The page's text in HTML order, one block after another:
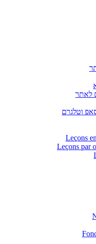
לאתר
וטלגרם
Leçons
Leçons par